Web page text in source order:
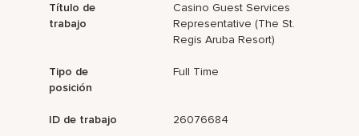
Título de
trabajo
Casino Guest Services
Representative (The St.
Regis Aruba Resort)
Tipo de
posición
Full Time
ID de trabajo 26076684